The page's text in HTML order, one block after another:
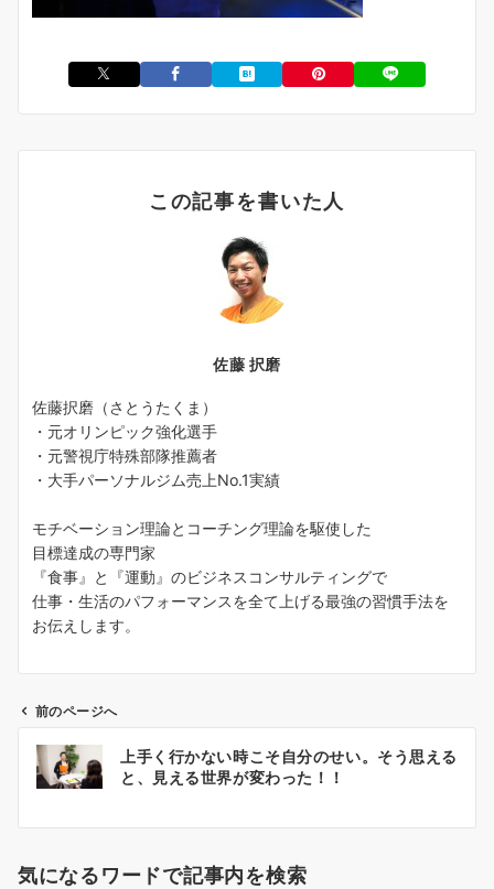
この記事を書いた人
佐藤 択磨
佐藤択磨（さとうたくま）
・元オリンピック強化選手
・元警視庁特殊部隊推薦者
・大手パーソナルジム売上No.1実績
モチベーション理論とコーチング理論を駆使した
目標達成の専門家
『食事』と『運動』のビジネスコンサルティングで
仕事・生活のパフォーマンスを全て上げる最強の習慣手法を
お伝えします。
ー
前のページへ
上手く行かない時こそ自分のせい。そう思える
と、見える世界が変わった！！
気になるワードで記事内を検索